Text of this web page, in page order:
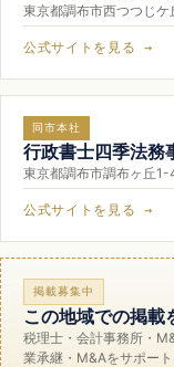
東京都調布市西つつじ
公式サイトを見る →
同市本社
行政書士四季法務
東京都調布市調布ヶ丘
公式サイトを見る →
掲載募集中
この地域での掲載
税理士・会計事務所・
業承継・M&Aをサポー